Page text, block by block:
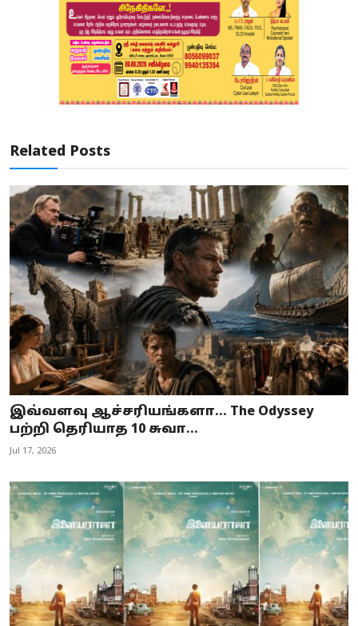
Related Posts
இவ்வளவு ஆச்சரியங்களா… The Odyssey
பற்றி தெரியாத 10 சுவா...
Jul 17, 2026